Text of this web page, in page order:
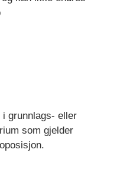
grunnlags- eller
som gjelder